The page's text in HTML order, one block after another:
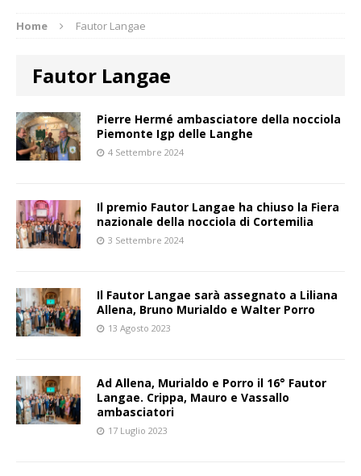
Home Fautor Langae
Fautor Langae
Pierre Hermé ambasciatore della nocciola
Piemonte Igp delle Langhe
4 Settembre 2024
Il premio Fautor Langae ha chiuso la Fiera
nazionale della nocciola di Cortemilia
3 Settembre 2024
Il Fautor Langae sarà assegnato a Liliana
Allena, Bruno Murialdo e Walter Porro
13 Agosto 2023
Ad Allena, Murialdo e Porro il 16° Fautor
Langae. Crippa, Mauro e Vassallo
ambasciatori
17 Luglio 2023